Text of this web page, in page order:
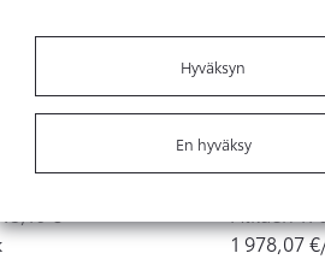
5-
1 978,07
Hyväksyn
En hyväksy